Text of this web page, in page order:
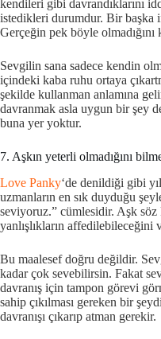
kendileri gibi davrandıklarını
istedikleri durumdur. Bir başka
Gerçeğin pek böyle
Sevgilin sana sadece kendin
içindeki kaba ruhu ortaya
şekilde kullanman anlamına
davranmak asla uygun bir şey
buna yer yoktur.
7. Aşkın yeterli olmadığını
Love Panky‘de denildiği gibi
uzmanların en sık duyduğu
seviyoruz.” cümlesidir. Aşk
yanlışlıkların
Bu maalesef doğru değildir.
kadar çok sevebilirsin. Fakat
davranış için tampon görevi
sahip çıkılması gereken bir
davranışı çıkarıp atman gerekir.